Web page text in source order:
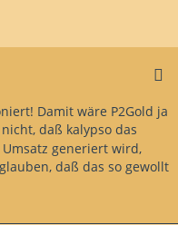
Damit wäre P2Gold ja
daß kalypso das
generiert wird,
daß das so gewollt